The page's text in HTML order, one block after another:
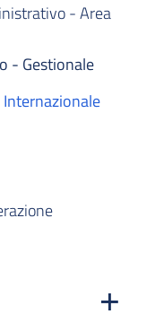
- Area
- Gestionale